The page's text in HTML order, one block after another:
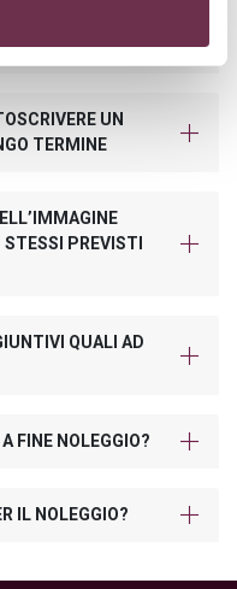
NEL
UN
TERMINE
PREVISTI
QUALI AD
FINE NOLEGGIO?
IL NOLEGGIO?